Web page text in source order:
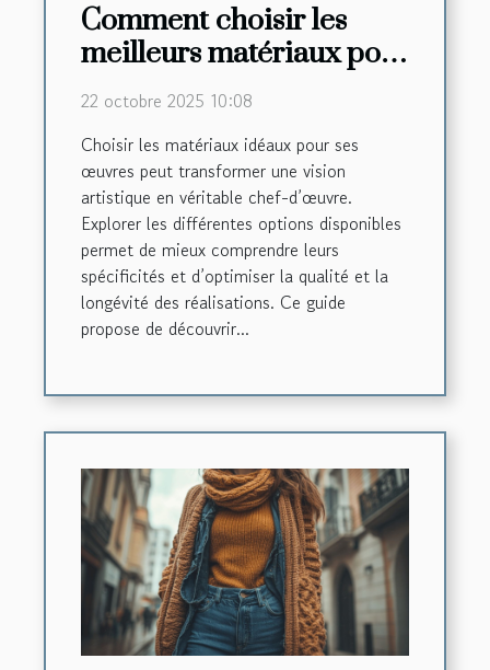
Comment choisir les
meilleurs matériaux pour
vos créations artistiques
?
22 octobre 2025 10:08
Choisir les matériaux idéaux pour ses
œuvres peut transformer une vision
artistique en véritable chef-d’œuvre.
Explorer les différentes options disponibles
permet de mieux comprendre leurs
spécificités et d’optimiser la qualité et la
longévité des réalisations. Ce guide
propose de découvrir...